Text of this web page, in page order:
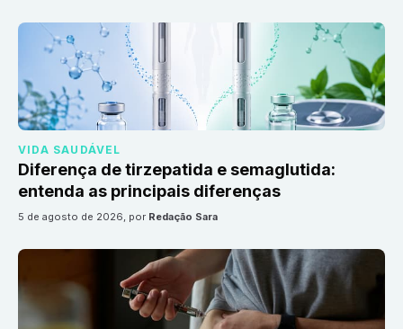
VIDA SAUDÁVEL
Diferença de tirzepatida e semaglutida:
entenda as principais diferenças
5 de agosto de 2026, por Redação Sara